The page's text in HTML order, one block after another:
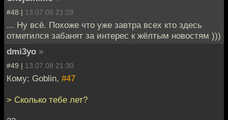
#48 | 13.07.08 21:28
... Ну всё. Похоже что уже завтра всех кто здесь
отметился забанят за интерес к жёлтым новостям )))
dmi3yo »
#49 | 13.07.08 21:30
Кому: Goblin, #47
> Сколько тебе лет?